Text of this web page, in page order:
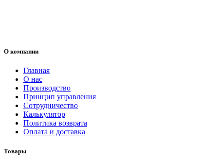
О компании
Главная
О нас
Производство
Принцип управления
Сотрудничество
Калькулятор
Политика возврата
Оплата и доставка
Товары